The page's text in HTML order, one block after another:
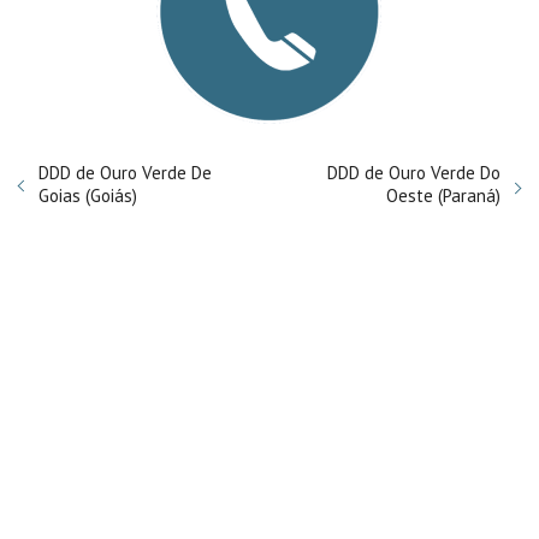
DDD de Ouro Verde De
Goias (Goiás)
DDD de Ouro Verde Do
Oeste (Paraná)